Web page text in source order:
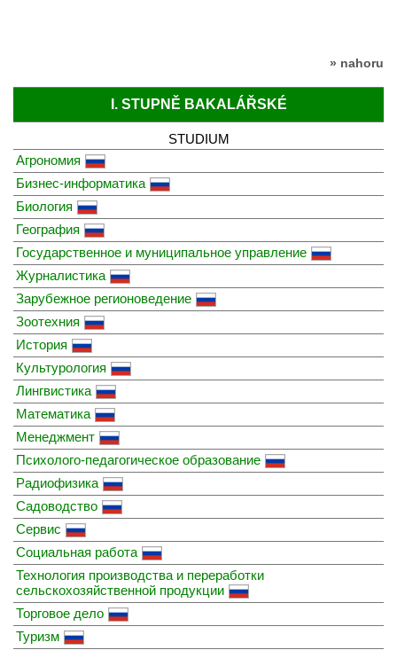
» nahoru
I. STUPNĚ BAKALÁŘSKÉ
STUDIUM
Агрономия
Бизнес-информатика
Биология
География
Государственное и муниципальное управление
Журналистика
Зарубежное регионоведение
Зоотехния
История
Культурология
Лингвистика
Математика
Менеджмент
Психолого-педагогическое образование
Радиофизика
Садоводство
Сервис
Социальная работа
Технология производства и переработки
сельскохозяйственной продукции
Торговое дело
Туризм